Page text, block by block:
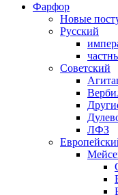
Фарфор
Новые
Русский
Советский
ЛФЗ